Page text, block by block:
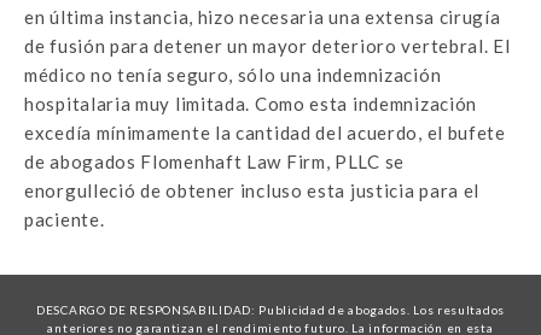
en última instancia, hizo necesaria una extensa cirugía
de fusión para detener un mayor deterioro vertebral. El
médico no tenía seguro, sólo una indemnización
hospitalaria muy limitada. Como esta indemnización
excedía mínimamente la cantidad del acuerdo, el bufete
de abogados Flomenhaft Law Firm, PLLC se
enorgulleció de obtener incluso esta justicia para el
paciente.
DESCARGO DE RESPONSABILIDAD: Publicidad de abogados. Los resultados
anteriores no garantizan el rendimiento futuro. La información en esta